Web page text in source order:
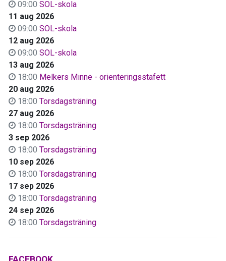
09:00 SOL-skola
11 aug 2026
09:00 SOL-skola
12 aug 2026
09:00 SOL-skola
13 aug 2026
18:00 Melkers Minne - orienteringsstafett
20 aug 2026
18:00 Torsdagsträning
27 aug 2026
18:00 Torsdagsträning
3 sep 2026
18:00 Torsdagsträning
10 sep 2026
18:00 Torsdagsträning
17 sep 2026
18:00 Torsdagsträning
24 sep 2026
18:00 Torsdagsträning